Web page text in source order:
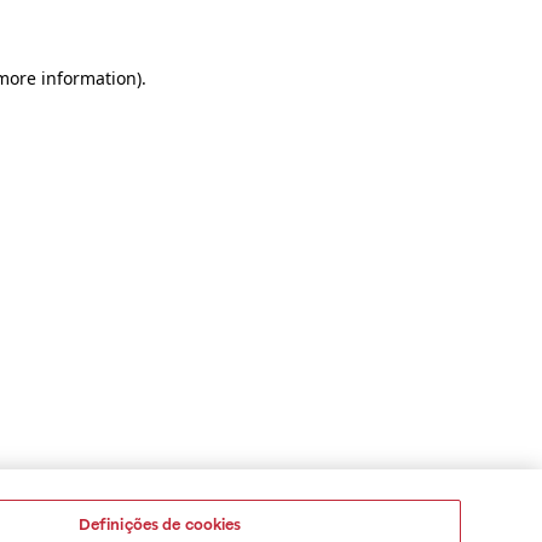
information).
Definições de cookies